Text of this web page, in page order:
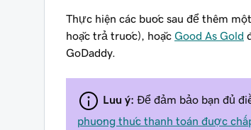
Thực hiện các bước sau để thêm
hoặc trả trước), hoặc Good As Gold
GoDaddy.
Lưu ý: Để đảm bảo bạn đủ
phương thức thanh toán được